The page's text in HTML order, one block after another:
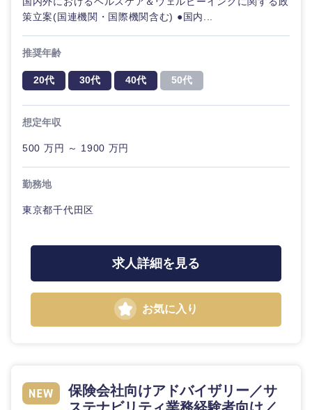
経営企
画・事業
ド
SCM
人事
コンサル
タント
すべての経営企画・事業企
事業企画・事業開発
事業管理
政策渉外
経営企画・事業企画
管理
人事
マーケティング
営業
サービス
クリエイティブ
技術職（IT）、Webサービス・制作、ゲーム
商社・卸
エネルギー・資源・環境
自動車・機械・船舶
食品・化粧品・アパレル・消費財
メディカル・ヘルスケア・ライフサイエンス
倉庫・運輸・物流
北海道・東北地方
秋田県 岩手県
宮城県
希望年収
推奨年齢
40代 50代
第二新卒
スタートアップ企
業
転勤なし 海外勤務あり
策立案(国連機関・国際機関含む) ●国内...
推奨年齢
20代 30代 40代 50代
想定年収
500 万円 ～ 1900 万円
勤務地
東京都千代田区
求人詳細を見る
お気に入り
保険会社向けアドバイザリー／サ